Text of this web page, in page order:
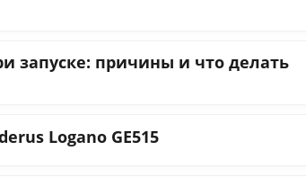
запуске: причины и что делать
Logano GE515